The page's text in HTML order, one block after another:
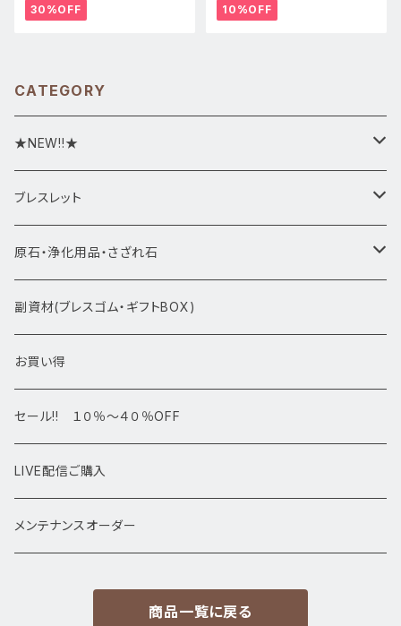
30%OFF 10%OFF
CATEGORY
★NEW!!★
★新入荷1/28~
ブレスレット
ブレスレット1点物
アマビエシリーズ
デザインブレス
高級・高品質ブレスレット
サイズ
13㎜以上
原石・浄化用品・さざれ石
浄化さざれ石
ポイント・タワー・タンブル
スフィア 丸玉
置物
原石・クラスター
副資材(ブレスゴム・ギフトBOX)
お買い得
セール!! １０％～４０％OFF
LIVE配信ご購入
メンテナンスオーダー
商品一覧に戻る